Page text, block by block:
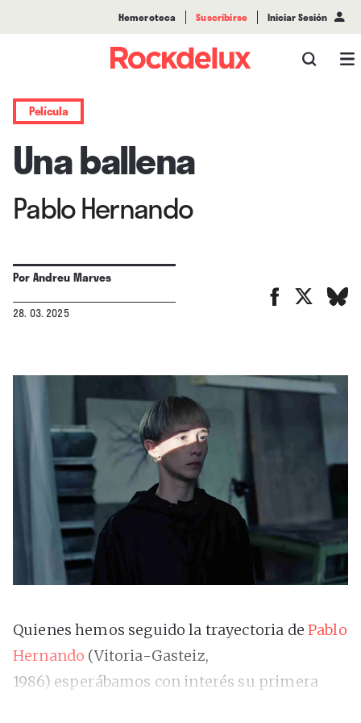
Hemeroteca Suscribirse Iniciar Sesión
Película
Una ballena
Pablo Hernando
PorAndreu Marves
28. 03. 2025
Quienes hemos seguido la trayectoria de Pablo
Hernando (Vitoria-Gasteiz,
1986) esperábamos con interés su primera